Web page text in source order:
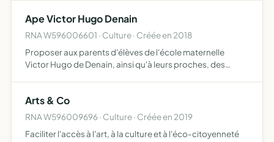
Ape Victor Hugo Denain
RNA W596006601 · Culture · Créée en 2018
Proposer aux parents d'élèves de l'école maternelle
Victor Hugo de Denain, ainsi qu'à leurs proches, des
Arts & Co
RNA W596009696 · Culture · Créée en 2019
Faciliter l'accès à l'art, à la culture et à l'éco-citoyenneté